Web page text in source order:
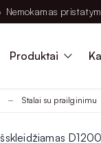
Nemokamas
Produktai
Stalai su prailginimu